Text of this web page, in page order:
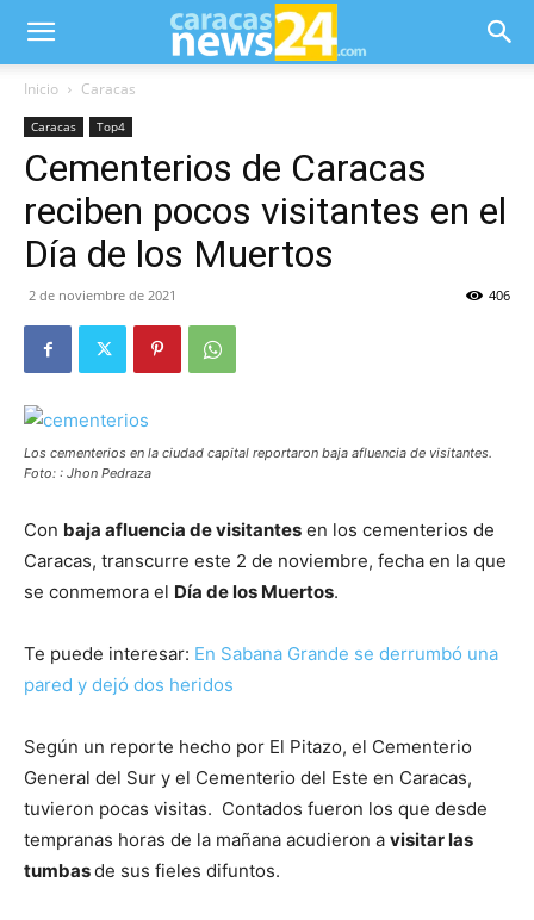
Inicio Caracas
Caracas Top4
Cementerios de Caracas
reciben pocos visitantes en el
Día de los Muertos
2 de noviembre de 2021 406
Los cementerios en la ciudad capital reportaron baja afluencia de visitantes.
Foto: : Jhon Pedraza
Con baja afluencia de visitantes en los cementerios de
Caracas, transcurre este 2 de noviembre, fecha en la que
se conmemora el Día de los Muertos.
Te puede interesar: En Sabana Grande se derrumbó una
pared y dejó dos heridos
Según un reporte hecho por El Pitazo, el Cementerio
General del Sur y el Cementerio del Este en Caracas,
tuvieron pocas visitas. Contados fueron los que desde
tempranas horas de la mañana acudieron a visitar las
tumbasde sus fieles difuntos.